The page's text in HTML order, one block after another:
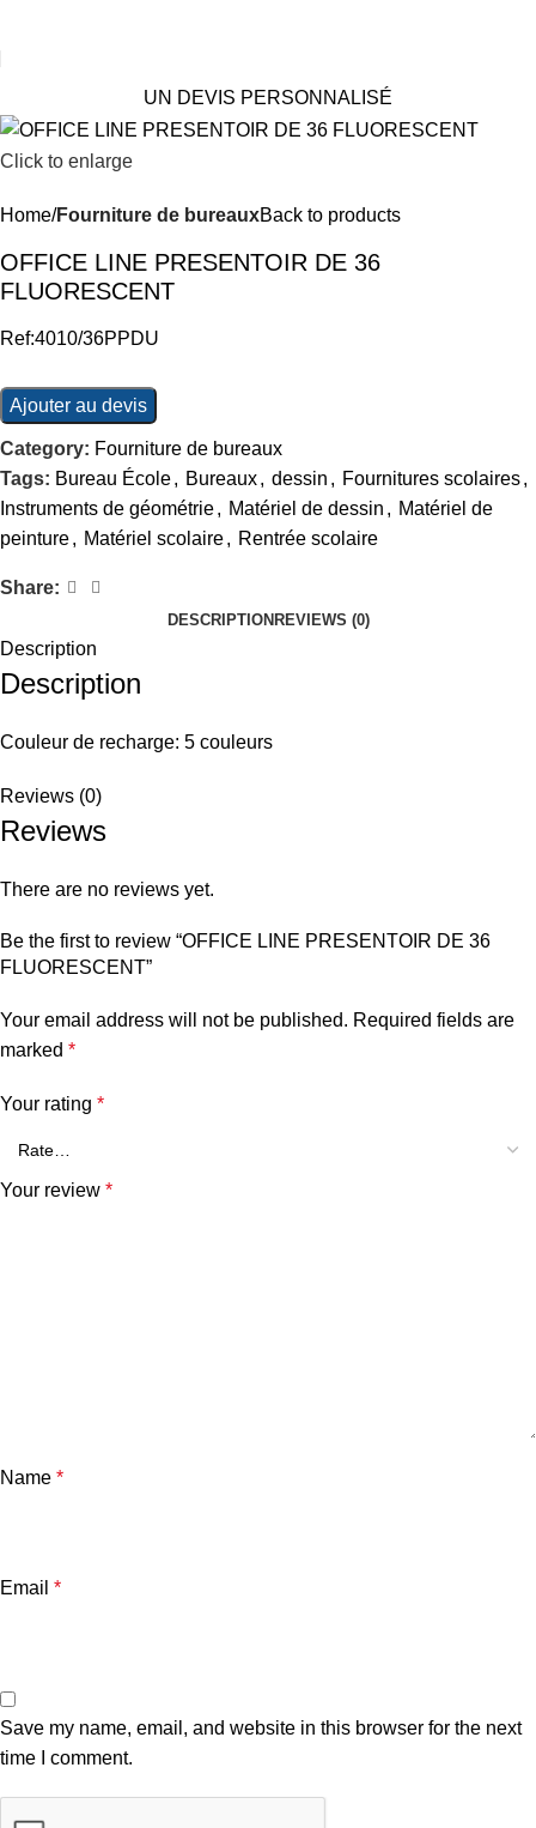
UN DEVIS PERSONNALISÉ
Click to enlarge
Home Fourniture de bureauxBack to products
OFFICE LINE PRESENTOIR DE 36
FLUORESCENT
Ref:4010/36PPDU
Ajouter au devis
Category: Fourniture de bureaux
Tags: Bureau École, Bureaux, dessin , Fournitures scolaires,
Instruments de géométrie, Matériel de dessin , Matériel de
peinture, Matériel scolaire, Rentrée scolaire
Share:
DESCRIPTION REVIEWS (0)
Description
Description
Couleur de recharge: 5 couleurs
Reviews (0)
Reviews
There are no reviews yet.
Be the first to review “OFFICE LINE PRESENTOIR DE 36
FLUORESCENT”
Your email address will not be published. Required fields are
marked *
Your rating *
Your review *
Name *
Email *
Save my name, email, and website in this browser for the next
time I comment.